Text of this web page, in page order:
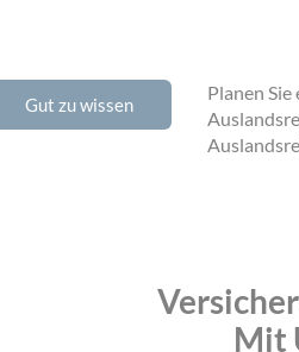
Gut zu wissen
Planen
Mit